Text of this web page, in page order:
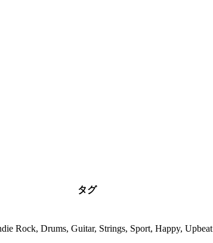
タグ
Rock, Drums, Guitar, Strings, Sport, Happy, Upbeat